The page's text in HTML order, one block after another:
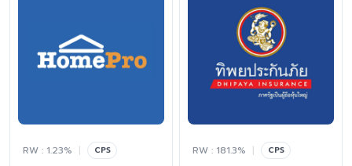
RW : 1.23% | CPS RW : 181.3% | CPS